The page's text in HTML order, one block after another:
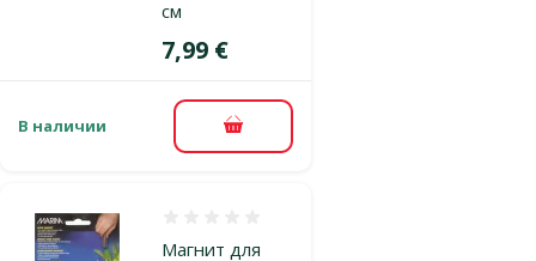
см
Цена
7,99 €
В наличии В корзину
Магнит для